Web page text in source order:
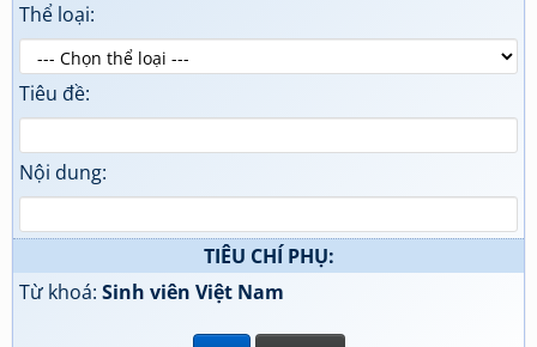
Thể loại:
Tiêu đề:
Nội dung:
TIÊU CHÍ PHỤ:
Từ khoá: Sinh viên Việt Nam